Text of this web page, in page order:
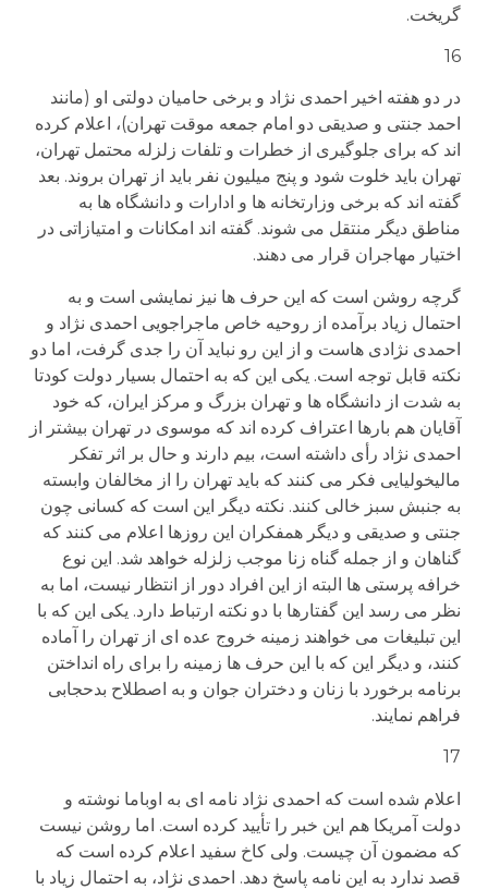
گریخت.
16
در دو هفته اخیر احمدی نژاد و برخی حامیان دولتی او (مانند
احمد جنتی و صدیقی دو امام جمعه موقت تهران)، اعلام کرده
اند که برای جلوگیری از خطرات و تلفات زلزله محتمل تهران،
تهران باید خلوت شود و پنج میلیون نفر باید از تهران بروند. بعد
گفته اند که برخی وزارتخانه ها و ادارات و دانشگاه ها به
مناطق دیگر منتقل می شوند. گفته اند امکانات و امتیازاتی در
اختیار مهاجران قرار می دهند.
گرچه روشن است که این حرف ها نیز نمایشی است و به
احتمال زیاد برآمده از روحیه خاص ماجراجویی احمدی نژاد و
احمدی نژادی هاست و از این رو نباید آن را جدی گرفت، اما دو
نکته قابل توجه است. یکی این که به احتمال بسیار دولت کودتا
به شدت از دانشگاه ها و تهران بزرگ و مرکز ایران، که خود
آقایان هم بارها اعتراف کرده اند که موسوی در تهران بیشتر از
احمدی نژاد رأی داشته است، بیم دارند و حال بر اثر تفکر
مالیخولیایی فکر می کنند که باید تهران را از مخالفان وابسته
به جنبش سبز خالی کنند. نکته دیگر این است که کسانی چون
جنتی و صدیقی و دیگر همفکران این روزها اعلام می کنند که
گناهان و از جمله گناه زنا موجب زلزله خواهد شد. این نوع
خرافه پرستی ها البته از این افراد دور از انتظار نیست، اما به
نظر می رسد این گفتارها با دو نکته ارتباط دارد. یکی این که با
این تبلیغات می خواهند زمینه خروج عده ای از تهران را آماده
کنند، و دیگر این که با این حرف ها زمینه را برای راه انداختن
برنامه برخورد با زنان و دختران جوان و به اصطلاح بدحجابی
فراهم نمایند.
17
اعلام شده است که احمدی نژاد نامه ای به اوباما نوشته و
دولت آمریکا هم این خبر را تأیید کرده است. اما روشن نیست
که مضمون آن چیست. ولی کاخ سفید اعلام کرده است که
قصد ندارد به این نامه پاسخ دهد. احمدی نژاد، به احتمال زیاد با